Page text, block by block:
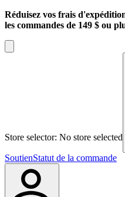
Réduisez vos frais
les commandes de 149 $ ou
Store selector: No store selected
SoutienStatut de la commande